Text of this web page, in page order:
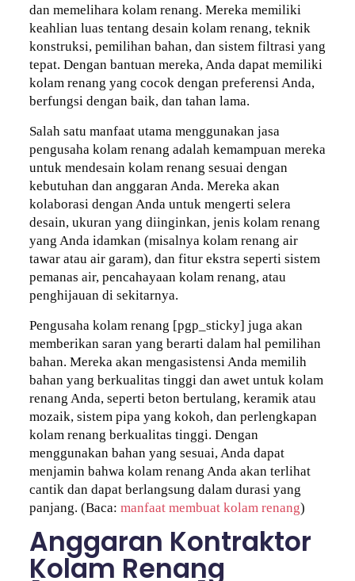
dan memelihara kolam renang. Mereka memiliki
keahlian luas tentang desain kolam renang, teknik
konstruksi, pemilihan bahan, dan sistem filtrasi yang
tepat. Dengan bantuan mereka, Anda dapat memiliki
kolam renang yang cocok dengan preferensi Anda,
berfungsi dengan baik, dan tahan lama.
Salah satu manfaat utama menggunakan jasa
pengusaha kolam renang adalah kemampuan mereka
untuk mendesain kolam renang sesuai dengan
kebutuhan dan anggaran Anda. Mereka akan
kolaborasi dengan Anda untuk mengerti selera
desain, ukuran yang diinginkan, jenis kolam renang
yang Anda idamkan (misalnya kolam renang air
tawar atau air garam), dan fitur ekstra seperti sistem
pemanas air, pencahayaan kolam renang, atau
penghijauan di sekitarnya.
Pengusaha kolam renang [pgp_sticky] juga akan
memberikan saran yang berarti dalam hal pemilihan
bahan. Mereka akan mengasistensi Anda memilih
bahan yang berkualitas tinggi dan awet untuk kolam
renang Anda, seperti beton bertulang, keramik atau
mozaik, sistem pipa yang kokoh, dan perlengkapan
kolam renang berkualitas tinggi. Dengan
menggunakan bahan yang sesuai, Anda dapat
menjamin bahwa kolam renang Anda akan terlihat
cantik dan dapat berlangsung dalam durasi yang
panjang. (Baca: manfaat membuat kolam renang)
Anggaran Kontraktor
Kolam Renang